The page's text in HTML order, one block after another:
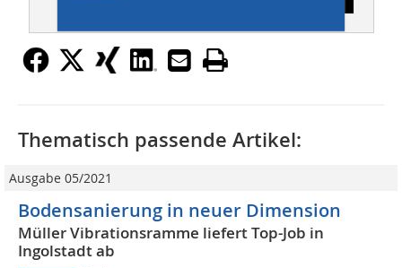
Thematisch passende Artikel:
Ausgabe 05/2021
Bodensanierung in neuer Dimension
Müller Vibrationsramme liefert Top-Job in
Ingolstadt ab